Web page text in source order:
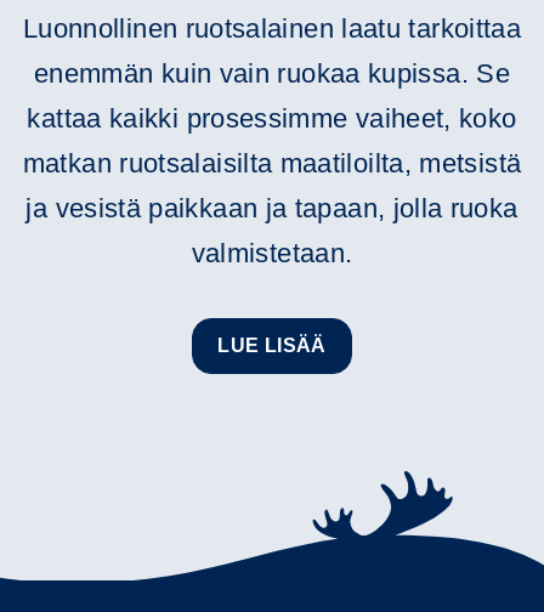
Luonnollinen ruotsalainen laatu tarkoittaa
enemmän kuin vain ruokaa kupissa. Se
kattaa kaikki prosessimme vaiheet, koko
matkan ruotsalaisilta maatiloilta, metsistä
ja vesistä paikkaan ja tapaan, jolla ruoka
valmistetaan.
LUE LISÄÄ